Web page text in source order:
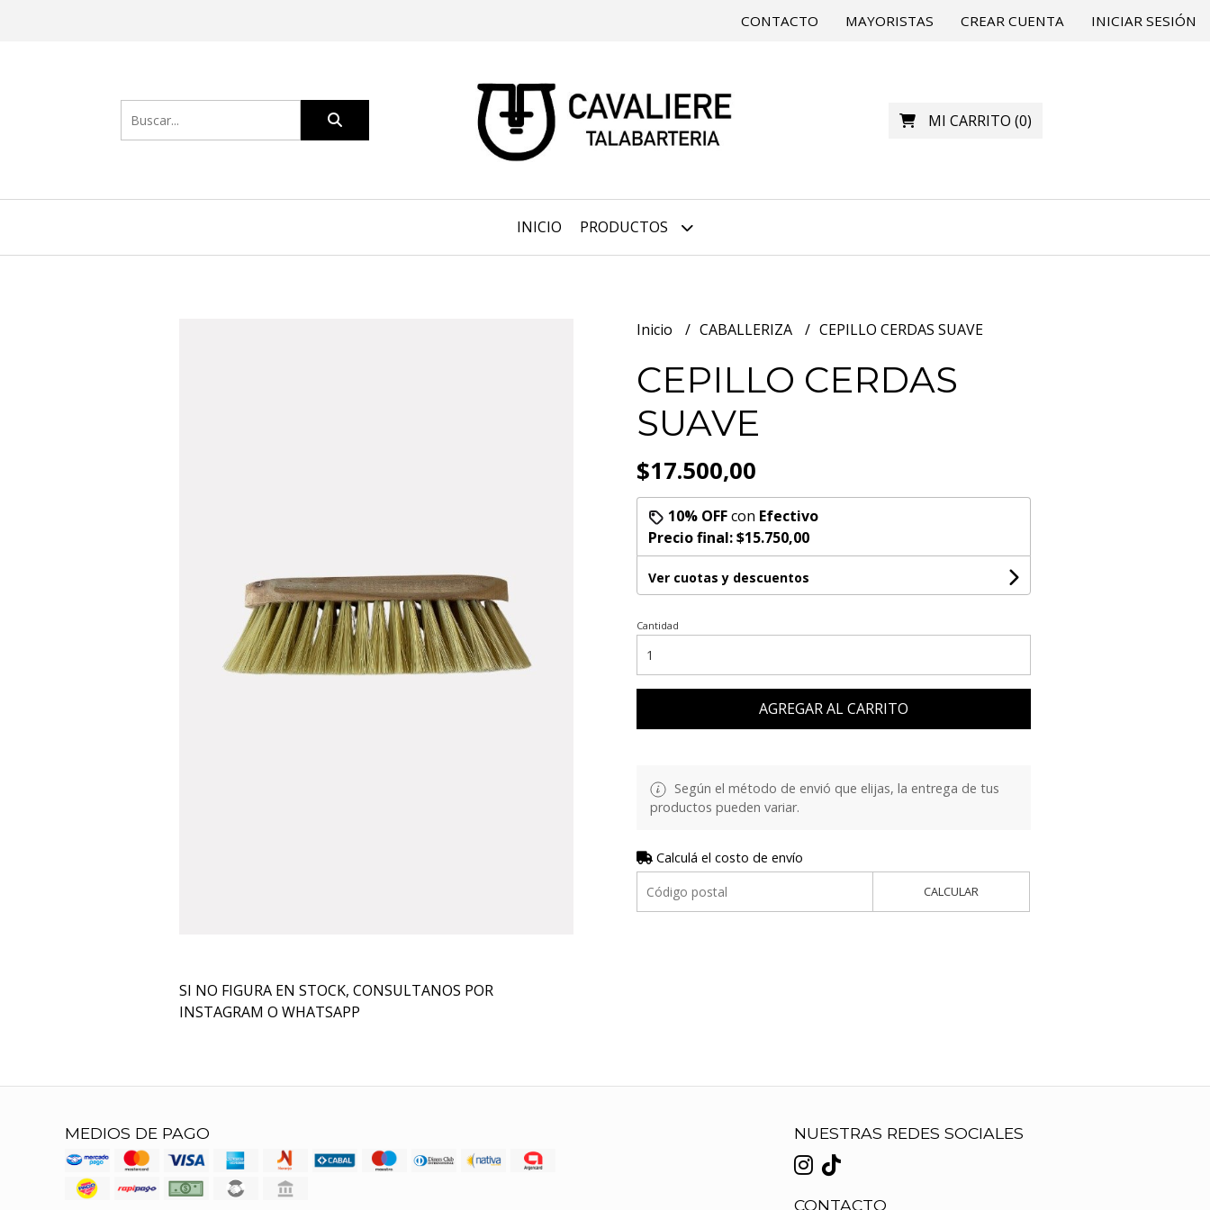
CONTACTO MAYORISTAS CREAR CUENTA INICIAR SESIÓN
MI CARRITO (0)
INICIO PRODUCTOS
SI NO FIGURA EN STOCK, CONSULTANOS POR
INSTAGRAM O WHATSAPP
Inicio CABALLERIZA CEPILLO CERDAS SUAVE
CEPILLO CERDAS
SUAVE
$17.500,00
10% OFFcon Efectivo
Precio final:$15.750,00
Ver cuotas y descuentos
Cantidad
AGREGAR AL CARRITO
Según el método de envió que elijas, la entrega de tus
productos pueden variar.
Calculá el costo de envío
CALCULAR
MEDIOS DE PAGO NUESTRAS REDES SOCIALES
CONTACTO